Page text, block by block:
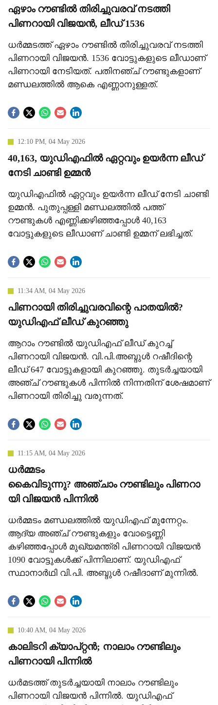
ഏഴാം റൗണ്ടില്‍ തിരിച്ചുവരവ് നടത്തി
പിണറായി വിജയന്‍, ലീഡ് 1536
ധര്‍മ്മടത്ത് ഏഴാം റൗണ്ടില്‍ തിരിച്ചുവരവ് നടത്തി
പിണറായി വിജയന്‍. 1536 വോട്ടുകളുടെ ലീഡാണ്
പിണറായി നേടിയത്. പതിനഞ്ച് റൗണ്ടുകളാണ്
മണ്ഡലത്തില്‍ ആകെ എണ്ണാനുള്ളത്.
12:10 PM, 04 May 2026
40,163, യുഡിഎഫില്‍ ഏറ്റവും ഉയര്‍ന്ന ലീഡ്
നേടി ചാണ്ടി ഉമ്മന്‍
യുഡിഎഫില്‍ ഏറ്റവും ഉയര്‍ന്ന ലീഡ് നേടി ചാണ്ടി
ഉമ്മന്‍. പുതുപ്പള്ളി മണ്ഡലത്തില്‍ പത്ത്
റൗണ്ടുകള്‍ എണ്ണിക്കഴിഞ്ഞപ്പോള്‍ 40,163
വോട്ടുകളുടെ ലീഡാണ് ചാണ്ടി ഉമ്മന് ലഭിച്ചത്.
11:34 AM, 04 May 2026
പിണറായി തിരിച്ചുവരവിന്റെ പാതയില്‍?
യുഡിഎഫ് ലീഡ് കുറഞ്ഞു
ആറാം റൗണ്ടില്‍ യുഡിഎഫ് ലീഡ് കുറച്ച്
പിണറായി വിജയന്‍. വി.പി.അബ്ദുള്‍ റഷീദിന്റെ
ലീഡ് 647 വോട്ടുകളായി കുറഞ്ഞു. തുടര്‍ച്ചയായി
അഞ്ച് റൗണ്ടുകള്‍ പിന്നില്‍ നിന്നതിന് ശേഷമാണ്
പിണറായി തിരിച്ചു വരുന്നത്.
11:15 AM, 04 May 2026
ധർമ്മടം
കൈവിടുന്നു? അഞ്ചാം റൗണ്ടിലും പിണറാ
യി വിജയൻ പിന്നിൽ
ധർമ്മടം മണ്ഡലത്തിൽ യുഡിഎഫ് മുന്നേറ്റം.
ആദ്യ അഞ്ച് റൗണ്ടുകളും വോട്ടെണ്ണി
കഴിഞ്ഞപ്പോൾ മുഖ്യമന്ത്രി പിണറായി വിജയൻ
1090 വോട്ടുകൾക്ക് പിന്നിലാണ്. യുഡിഎഫ്
സ്ഥാനാർഥി വി.പി. അബ്ദുൾ റഷീദാണ് മുന്നിൽ.
10:40 AM, 04 May 2026
കാലിടറി ക്യാപ്റ്റന്‍; നാലാം റൗണ്ടിലും
പിണറായി പിന്നില്‍
ധര്‍മടത്ത് തുടര്‍ച്ചയായി നാലാം റൗണ്ടിലും
പിണറായി വിജയന്‍ പിന്നില്‍. യുഡിഎഫ്